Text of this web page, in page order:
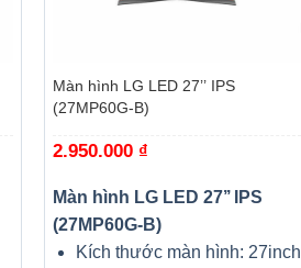
Màn hình LG LED 27’’ IPS
(27MP60G-B)
2.950.000 ₫
Màn hình LG LED 27’’ IPS
(27MP60G-B)
Kích thước màn hình: 27inch